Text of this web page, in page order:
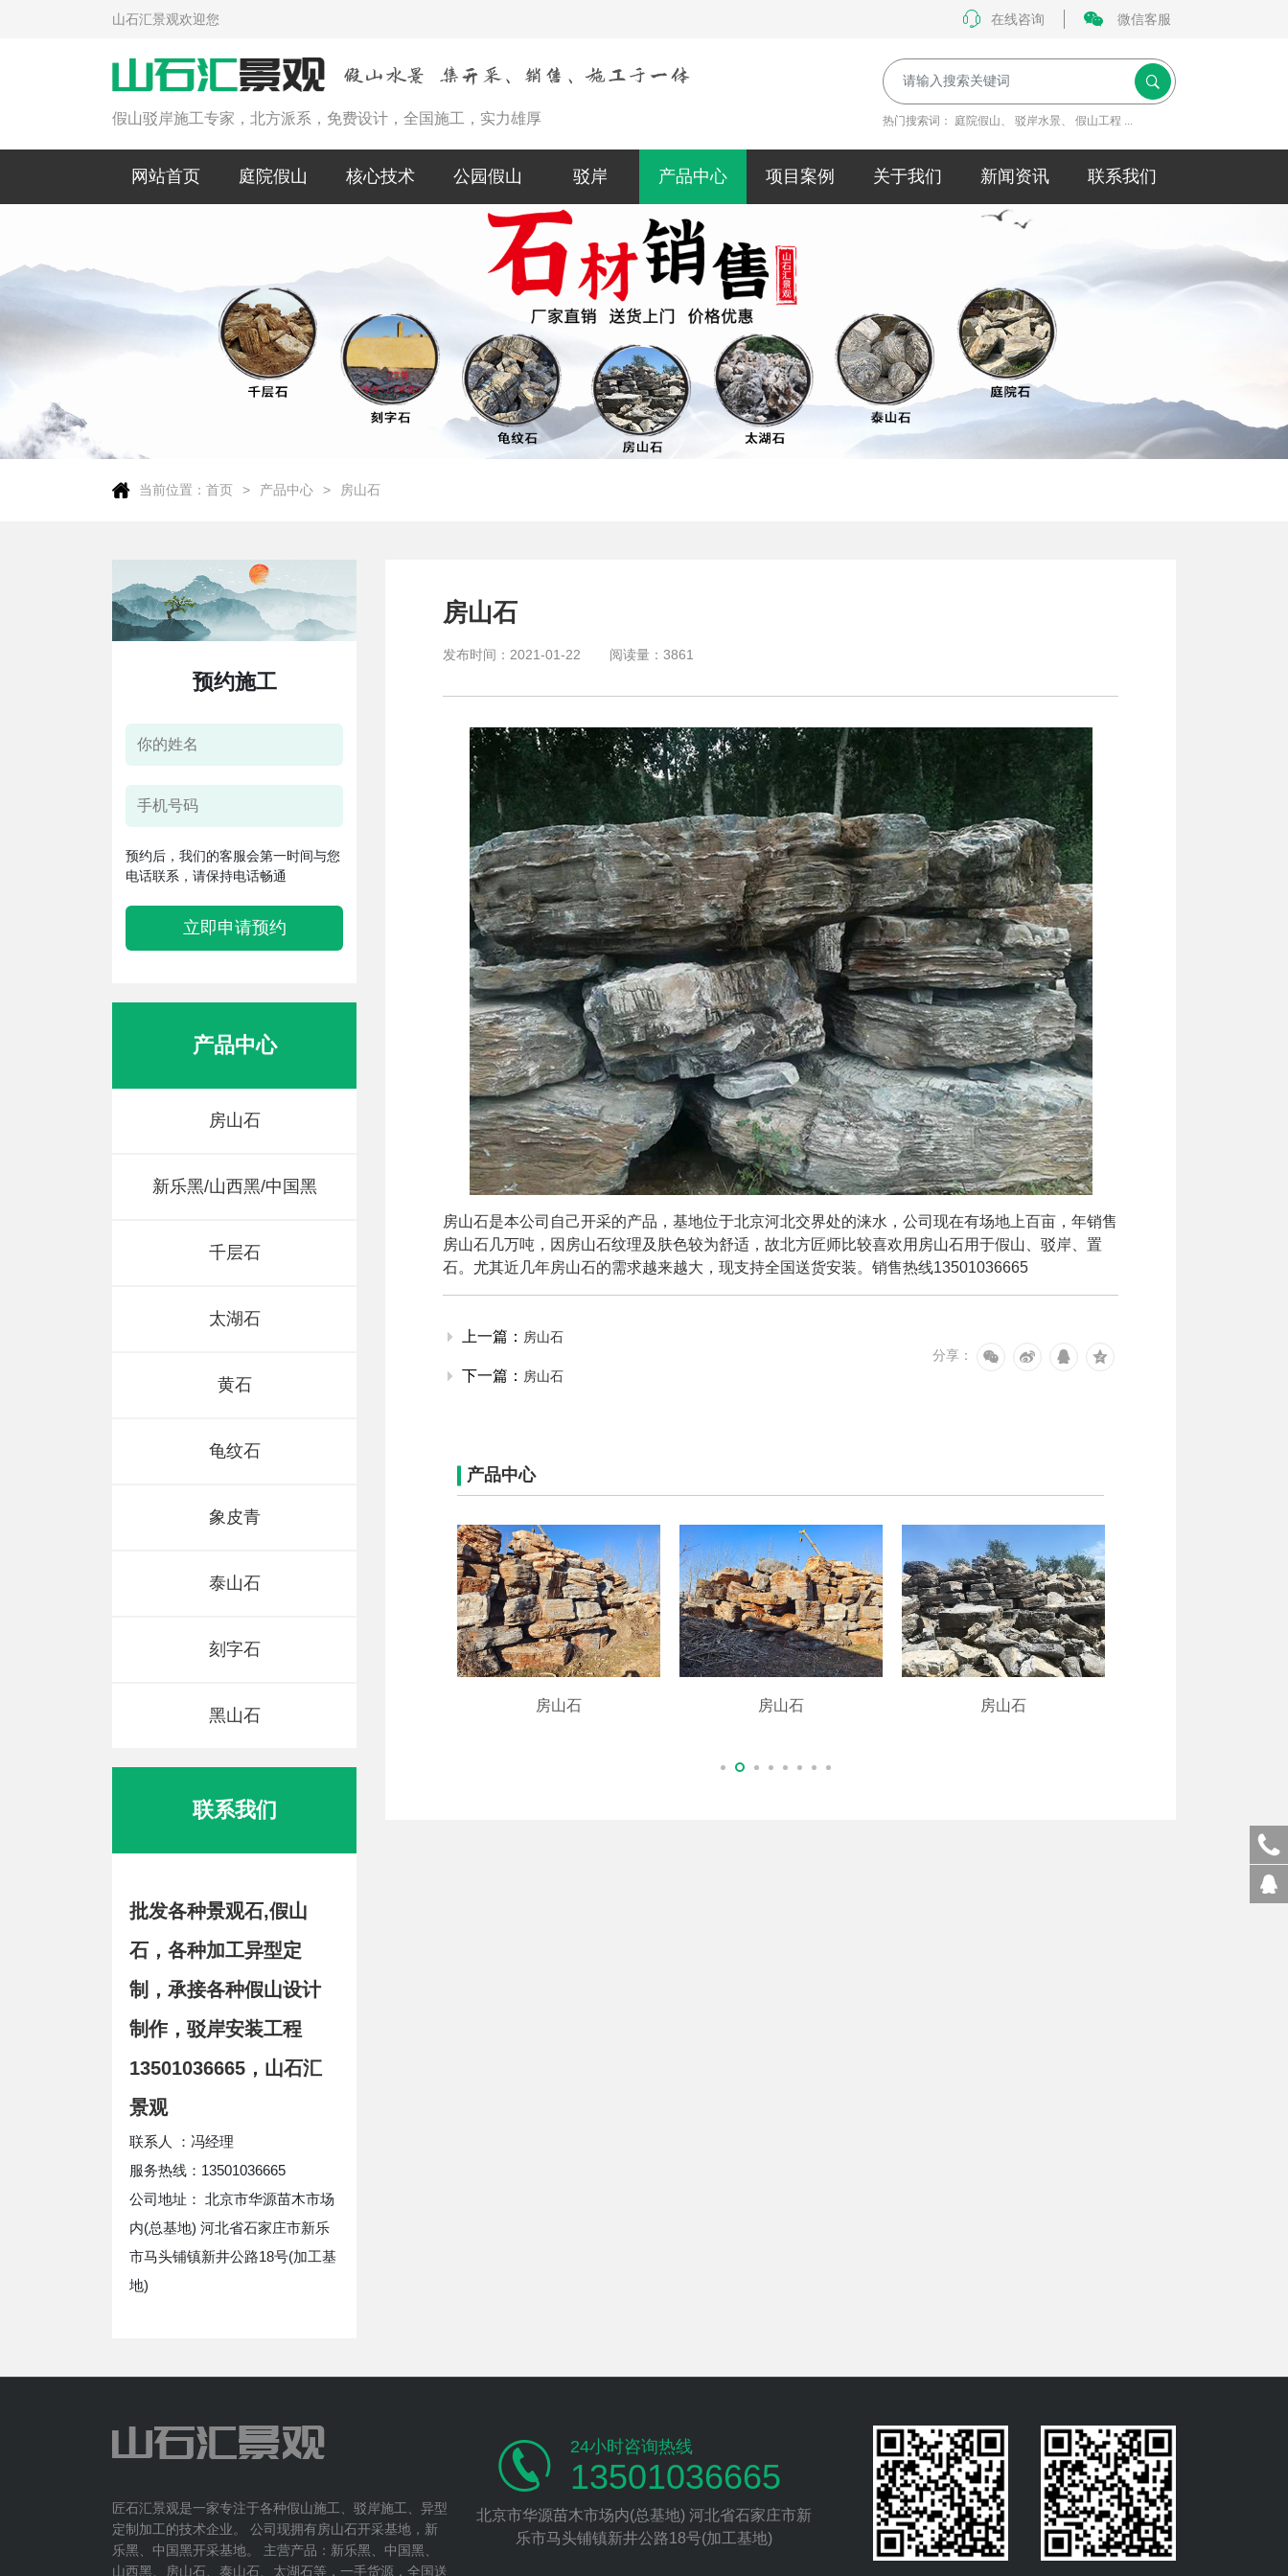
山石汇景观欢迎您 在线咨询 微信客服
假山驳岸施工专家，北方派系，免费设计，全国施工，实力雄厚 热门搜索词： 庭院假山、 驳岸水景、 假山工程 ...
网站首页 庭院假山 核心技术 公园假山 驳岸 产品中心 项目案例 关于我们 新闻资讯 联系我们
当前位置： 首页 产品中心 房山石
预约施工
预约后，我们的客服会第一时间与您
电话联系，请保持电话畅通
立即申请预约
产品中心
房山石
新乐黑/山西黑/中国黑
千层石
太湖石
黄石
龟纹石
象皮青
泰山石
刻字石
黑山石
联系我们
批发各种景观石,假山
石，各种加工异型定
制，承接各种假山设计
制作，驳岸安装工程
13501036665，山石汇
景观
联系人 ：冯经理
服务热线：13501036665
公司地址： 北京市华源苗木市场
内(总基地) 河北省石家庄市新乐
市马头铺镇新井公路18号(加工基
地)
房山石
发布时间： 2021-01-22 阅读量： 3861
房山石是本公司自己开采的产品，基地位于北京河北交界处的涞水，公司现在有场地上百亩，年销售
房山石几万吨，因房山石纹理及肤色较为舒适，故北方匠师比较喜欢用房山石用于假山、驳岸、置
石。尤其近几年房山石的需求越来越大，现支持全国送货安装。销售热线13501036665
上一篇： 房山石
下一篇： 房山石
分享：
产品中心
房山石 房山石 房山石
匠石汇景观是一家专注于各种假山施工、驳岸施工、异型
定制加工的技术企业。 公司现拥有房山石开采基地，新
乐黑、中国黑开采基地。 主营产品：新乐黑、中国黑、
山西黑、房山石、泰山石、太湖石等，一手货源，全国送
24小时咨询热线
13501036665
北京市华源苗木市场内(总基地) 河北省石家庄市新
乐市马头铺镇新井公路18号(加工基地)